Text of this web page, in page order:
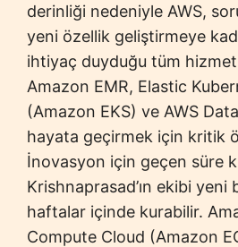
derinliği nedeniyle AWS,
yeni özellik geliştirmeye
ihtiyaç duyduğu tüm
Amazon EMR, Elastic
(Amazon EKS) ve AWS
hayata geçirmek için kritik
İnovasyon için geçen süre
Krishnaprasad’ın ekibi yeni
haftalar içinde kurabilir.
Compute Cloud (Amazon